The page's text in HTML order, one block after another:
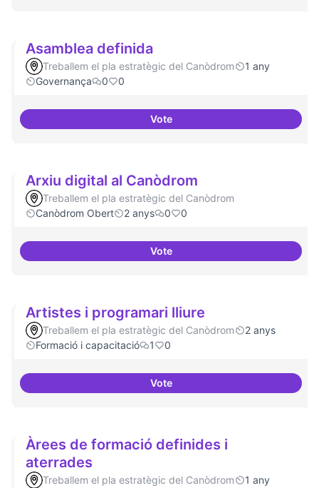
Asamblea definida
Treballem el pla estratègic del Canòdrom
1 any
Governança
0 0
VoteAsamblea definida
Arxiu digital al Canòdrom
Treballem el pla estratègic del Canòdrom
Canòdrom Obert
2 anys 0 0
VoteArxiu digital al Canòdrom
Artistes i programari lliure
Treballem el pla estratègic del Canòdrom
2 anys
Formació i capacitació
1 0
VoteArtistes i programari lliure
Àrees de formació definides i
aterrades
Treballem el pla estratègic del Canòdrom
1 any